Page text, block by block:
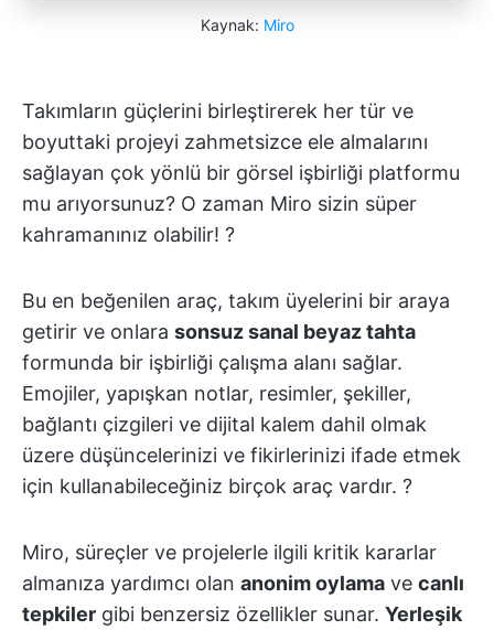
Kaynak: Miro
Takımların güçlerini birleştirerek her tür ve
boyuttaki projeyi zahmetsizce ele almalarını
sağlayan çok yönlü bir görsel işbirliği platformu
mu arıyorsunuz? O zaman Miro sizin süper
kahramanınız olabilir! ?
Bu en beğenilen araç, takım üyelerini bir araya
getirir ve onlara sonsuz sanal beyaz tahta
formunda bir işbirliği çalışma alanı sağlar.
Emojiler, yapışkan notlar, resimler, şekiller,
bağlantı çizgileri ve dijital kalem dahil olmak
üzere düşüncelerinizi ve fikirlerinizi ifade etmek
için kullanabileceğiniz birçok araç vardır. ?
Miro, süreçler ve projelerle ilgili kritik kararlar
almanıza yardımcı olan anonim oylama ve canlı
tepkiler gibi benzersiz özellikler sunar. Yerleşik